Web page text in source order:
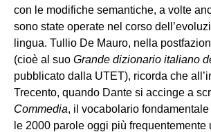
con le modifiche semantiche, a volte
sono state operate nel corso
lingua. Tullio De Mauro, nella
(cioè al suo Grande dizionario italiano
pubblicato dalla UTET), ricorda che
Trecento, quando Dante si accinge a
Commedia, il vocabolario
le 2000 parole oggi più frequentemente